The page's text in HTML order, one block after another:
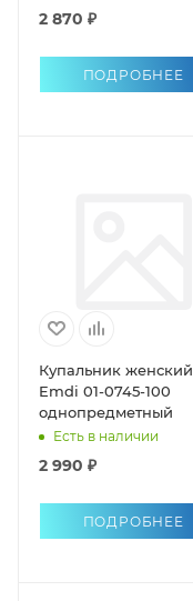
2 870 ₽
ПОДРОБНЕЕ
Купальник женский
Emdi 01-0745-100
однопредметный
Есть в наличии
2 990 ₽
ПОДРОБНЕЕ